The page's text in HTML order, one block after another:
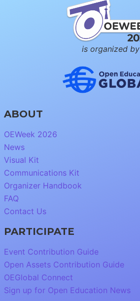
is organized by
ABOUT
OEWeek 2026
News
Visual Kit
Communications Kit
Organizer Handbook
FAQ
Contact Us
PARTICIPATE
Event Contribution Guide
Open Assets Contribution Guide
OEGlobal Connect
Sign up for Open Education News